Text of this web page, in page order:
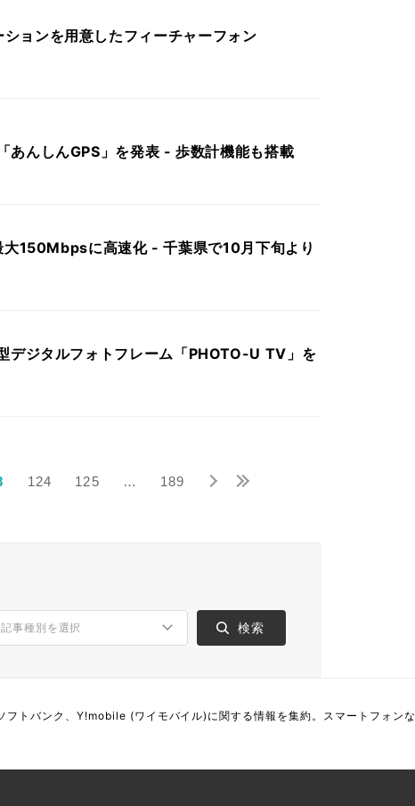
ョンを用意したフィーチャーフォン
あんしんGPS」を発表 - 歩数計機能も搭載
150Mbpsに高速化 - 千葉県で10月下旬より
デジタルフォトフレーム「PHOTO-U TV」を
124 125 … 189
トバンク、Y!mobile (ワイモバイル)に関する情報を集約。スマートフォンな